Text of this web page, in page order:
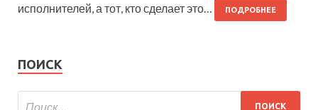
исполнителей, а тот, кто сделает это…
ПОДРОБНЕЕ
ПОИСК